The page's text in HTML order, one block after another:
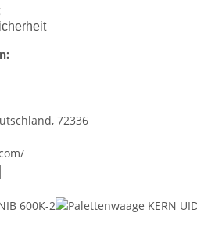
72336